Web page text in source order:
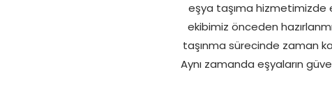
eşya taşıma hizmetimizde
ekibimiz önceden
taşınma sürecinde zaman
Aynı zamanda eşyaların